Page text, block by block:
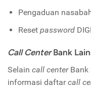
Pengaduan
Reset password
Call CenterBank
Selain call centerBank
informasi daftarcall